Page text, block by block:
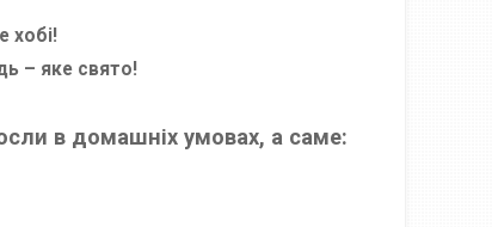
хобі!
– яке свято!
в домашніх умовах, а саме: